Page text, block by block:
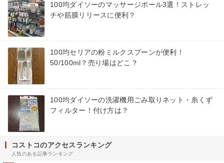
100均ダイソーのマッサージボール3選！ストレッ
チや筋膜リリースに便利？
100均セリアの粉ミルクスプーンが便利！
50/100ml？売り場はどこ？
100均ダイソーの洗濯機用ごみ取りネット・糸くず
フィルター！付け方は？
コストコのアクセスランキング
人気のある記事ランキング